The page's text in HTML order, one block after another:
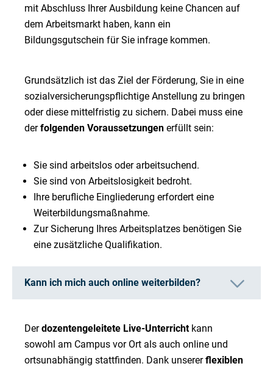
mit Abschluss Ihrer Ausbildung keine Chancen auf
dem Arbeitsmarkt haben, kann ein
Bildungsgutschein für Sie infrage kommen.
Grundsätzlich ist das Ziel der Förderung, Sie in eine
sozialversicherungspflichtige Anstellung zu bringen
oder diese mittelfristig zu sichern. Dabei muss eine
derfolgenden Voraussetzungen erfüllt sein:
Sie sind arbeitslos oder arbeitsuchend.
Sie sind von Arbeitslosigkeit bedroht.
Ihre berufliche Eingliederung erfordert eine
Weiterbildungsmaßnahme.
Zur Sicherung Ihres Arbeitsplatzes benötigen Sie
eine zusätzliche Qualifikation.
Kann ich mich auch online weiterbilden?
Derdozentengeleitete Live-Unterrichtkann
sowohl am Campus vor Ort als auch online und
ortsunabhängig stattfinden. Dank unsererflexiblen